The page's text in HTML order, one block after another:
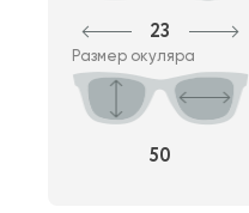
23
Размер окуляра
50